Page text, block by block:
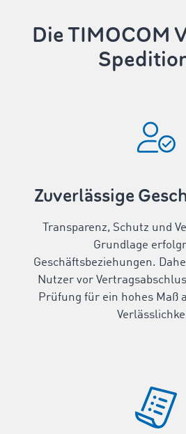
Die TIMOCOM
Zuverlässige
Transparenz, Schutz und
Grundlage
Geschäftsbeziehungen.
Nutzer vor
Prüfung für ein hohes Maß